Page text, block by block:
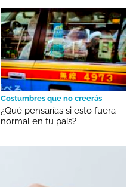
Costumbres que no creerás
¿Qué pensarías si esto fuera
normal en tu país?